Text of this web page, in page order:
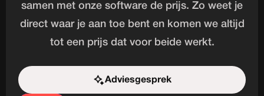
samen met onze software de prijs. Zo weet je
direct waar je aan toe bent en komen we altijd
tot een prijs dat voor beide werkt.
Adviesgesprek
Start de uitdaging